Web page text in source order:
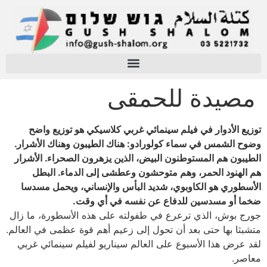
مصيدة للحمقى
توزيع الأدوار في فيلم سينمائي غربي كلاسيكي هو توزيع واضح
وضوح الشمس في سماء كولورادو: هناك الطيبون وهناك الأشرار.
الطيبون هم المستوطنون البيض، الذين يزهرون الصحراء. الأشرار
هم الهنود الحمر، وهم متوحشون وعطشى إلى الدماء. البطل
الأسطوري هو الكاوبوي، شديد البأس والإنساني، ويحمل مسدسا
ضخما أو مسدسين للدفاع عن نفسه في أي وقت.
جورج بوش، الذي ترعرع في طفولته على هذه الأسطورة، ما زال
متشبثا بها حتى بعد أن تحول إلى زعيم أهم قوة عظمى في العالم.
لقد عرض هذا الأسبوع على العالم سيناريو لفيلم سينمائي غربي
معاصر.